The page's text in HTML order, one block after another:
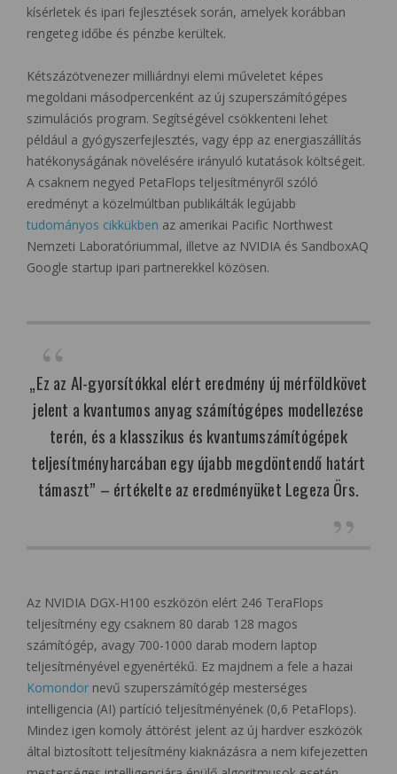
kísérletek és ipari fejlesztések során, amelyek korábban
rengeteg időbe és pénzbe kerültek.
Kétszázötvenezer milliárdnyi elemi műveletet képes
megoldani másodpercenként az új szuperszámítógépes
szimulációs program. Segítségével csökkenteni lehet
például a gyógyszerfejlesztés, vagy épp az energiaszállítás
hatékonyságának növelésére irányuló kutatások költségeit.
A csaknem negyed PetaFlops teljesítményről szóló
eredményt a közelmúltban publikálták legújabb
tudományos cikkükben az amerikai Pacific Northwest
Nemzeti Laboratóriummal, illetve az NVIDIA és SandboxAQ
Google startup ipari partnerekkel közösen.
„Ez az AI-gyorsítókkal elért eredmény új mérföldkövet
jelent a kvantumos anyag számítógépes modellezése
terén, és a klasszikus és kvantumszámítógépek
teljesítményharcában egy újabb megdöntendő határt
támaszt” – értékelte az eredményüket Legeza Örs.
Az NVIDIA DGX-H100 eszközön elért 246 TeraFlops
teljesítmény egy csaknem 80 darab 128 magos
számítógép, avagy 700-1000 darab modern laptop
teljesítményével egyenértékű. Ez majdnem a fele a hazai
Komondor nevű szuperszámítógép mesterséges
intelligencia (AI) partíció teljesítményének (0,6 PetaFlops).
Mindez igen komoly áttörést jelent az új hardver eszközök
által biztosított teljesítmény kiaknázásra a nem kifejezetten